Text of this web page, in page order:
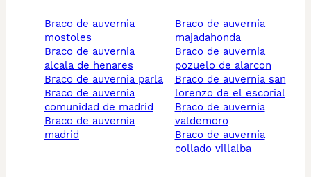
braco de auvernia
mostoles
braco de auvernia
alcala de henares
braco de auvernia parla
braco de auvernia
comunidad de madrid
braco de auvernia
madrid
braco de auvernia
majadahonda
braco de auvernia
pozuelo de alarcon
braco de auvernia san
lorenzo de el escorial
braco de auvernia
valdemoro
braco de auvernia
collado villalba